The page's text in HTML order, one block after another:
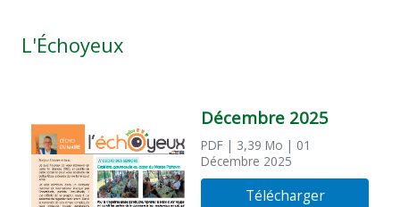
L'Échoyeux
Décembre 2025
PDF | 3,39 Mo | 01
Décembre 2025
Télécharger